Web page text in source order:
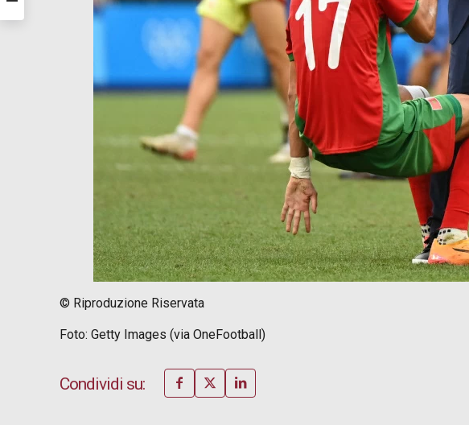
© Riproduzione Riservata
Foto: Getty Images (via OneFootball)
Condividi su: